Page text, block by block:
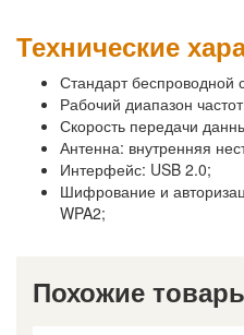
Технические
Стандарт беспроводной
Рабочий диапазон
Скорость передачи
Антенна: внутренняя
Интерфейс: USB 2.0;
Шифрование и
WPA2;
Похожие